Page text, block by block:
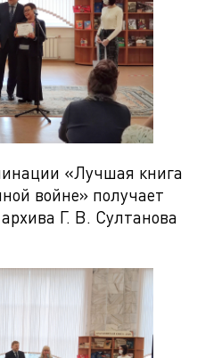
«Лучшая книга
войне» получает
Г. В. Султанова